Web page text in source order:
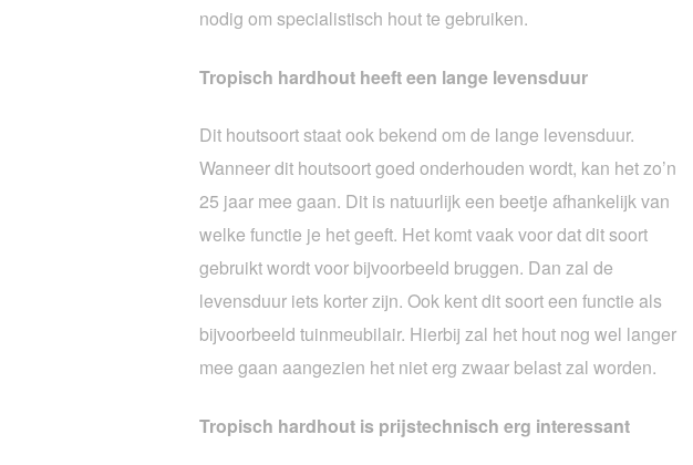
nodig om specialistisch hout te gebruiken.
Tropisch hardhout heeft een lange levensduur
Dit houtsoort staat ook bekend om de lange levensduur.
Wanneer dit houtsoort goed onderhouden wordt, kan het zo’n
25 jaar mee gaan. Dit is natuurlijk een beetje afhankelijk van
welke functie je het geeft. Het komt vaak voor dat dit soort
gebruikt wordt voor bijvoorbeeld bruggen. Dan zal de
levensduur iets korter zijn. Ook kent dit soort een functie als
bijvoorbeeld tuinmeubilair. Hierbij zal het hout nog wel langer
mee gaan aangezien het niet erg zwaar belast zal worden.
Tropisch hardhout is prijstechnisch erg interessant